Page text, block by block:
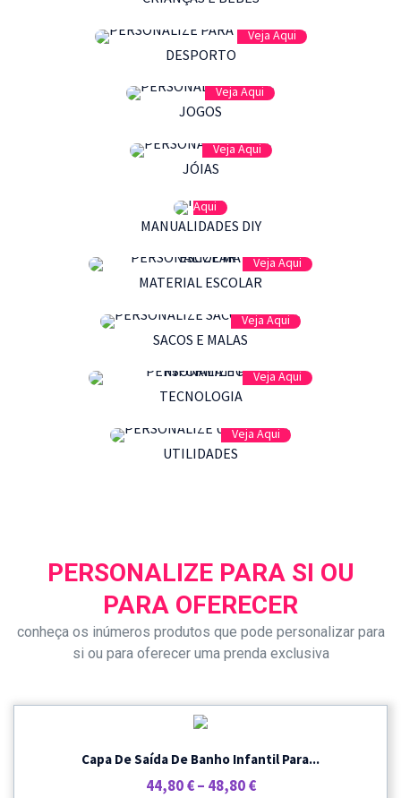
Veja Aqui
DESPORTO
Veja Aqui
JOGOS
Veja Aqui
JÓIAS
Aqui
MANUALIDADES DIY
Veja Aqui
MATERIAL ESCOLAR
Veja Aqui
SACOS E MALAS
Veja Aqui
TECNOLOGIA
Veja Aqui
UTILIDADES
PERSONALIZE PARA SI OU
PARA OFERECER
conheça os inúmeros produtos que pode personalizar para
si ou para oferecer uma prenda exclusiva
Capa De Saída De Banho Infantil Para...
44,80€ – 48,80€Price